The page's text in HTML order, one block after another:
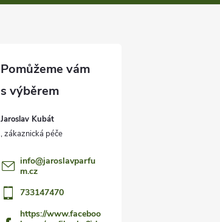
Jaroslav Kubát
info@jaroslavparfu
m.cz
733147470
https://www.faceboo